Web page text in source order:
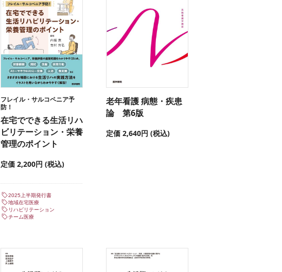
フレイル・サルコペニア予
防！
在宅でできる生活リハ
ビリテーション・栄養
管理のポイント
定価 2,200円 (税込)
2025上半期発行書
地域在宅医療
リハビリテーション
チーム医療
老年看護 病態・疾患
論 第6版
定価 2,640円 (税込)